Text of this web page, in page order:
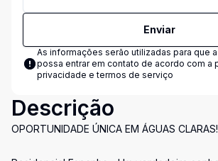
Enviar
As informações serão utilizadas para que
possa entrar em contato de acordo com a
privacidade e termos de serviço
Descrição
OPORTUNIDADE ÚNICA EM ÁGUAS CLARAS!